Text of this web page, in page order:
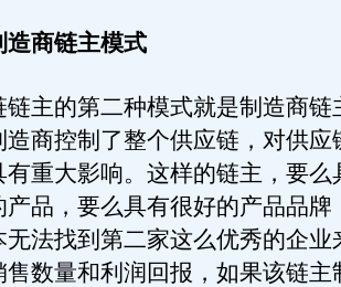
商链主模式
的第二种模式就是制造商链
造商控制了整个供应链，对供应
有重大影响。这样的链主，要么
产品，要么具有很好的产品品牌
无法找到第二家这么优秀的企业
售数量和利润回报，如果该链主